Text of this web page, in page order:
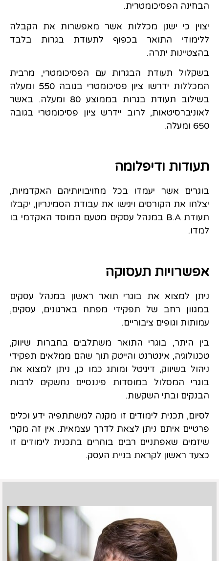
הבחינה הפסיכומטרית.
יצוין כי ישנן מכללות אשר מאפשרות את הקבלה
ללימודי התואר בכפוף לתעודת בגרות בלבד
בהצטיינות יתרה.
בשקלול תעודת הבגרות עם הפסיכומטרי, מרבית
המכללות ידרשו ציון פסיכומטרי בגובה 550 ומעלה
בשילוב תעודת בגרות בממוצע 80 ומעלה. באשר
לאוניברסיטאות, לרוב יידרש ציון פסיכומטרי בגובה
650 ומעלה.
תעודות ודיפלומה
בוגרים אשר יעמדו בכל מחויבויותיהם האקדמיות,
יצלחו את הקורסים ויגישו את עבודת הסמינריון, יקבלו
תעודת B.A במנהל עסקים מטעם המוסד האקדמי בו
למדו.
אפשרויות תעסוקה
ניתן למצוא את בוגרי תואר ראשון במנהל עסקים
במגוון רחב של תפקידי מפתח בארגונים, עסקים,
עמותות וגופים ציבוריים.
בין היתר, בוגרי התואר משתלבים בחברות שיווק,
טכנולוגיה, אינטרנט והייטק תוך שהם ממלאים תפקידי
ניהול בשיווק, דיגיטל ומותג כמו כן, ניתן למצוא את
בוגרי המסלול במוסדות פיננסיים נחשקים לרבות
הבנקים ובתי השקעות.
לסיום, תכנית לימודים זו מקנה למשתתפיה ידע וכלים
פרטיים איתם ניתן לצאת לדרך עצמאית. אין זה מקרי
שיזמים שאפתניים רבים בוחרים בתכנית לימודים זו
כצעד ראשון לקראת בניית העסק.